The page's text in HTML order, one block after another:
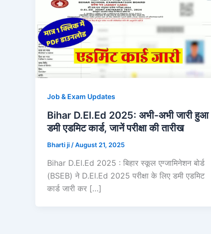
Job & Exam Updates
Bihar D.El.Ed 2025: अभी-अभी जारी हुआ
डमी एडमिट कार्ड, जानें परीक्षा की तारीख
Bharti ji /August 21, 2025
Bihar D.El.Ed 2025 : बिहार स्कूल एग्जामिनेशन बोर्ड
(BSEB) ने D.El.Ed 2025 परीक्षा के लिए डमी एडमिट
कार्ड जारी कर […]